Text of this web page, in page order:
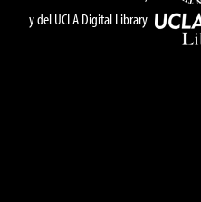
y del UCLA Digital Library